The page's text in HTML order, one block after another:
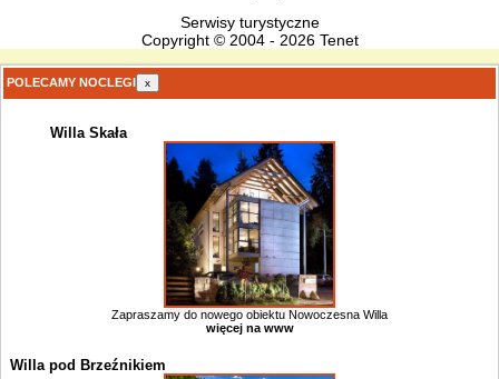
Serwisy turystyczne
Copyright © 2004 - 2026 Tenet
POLECAMY NOCLEGI x
Willa Skała
Zapraszamy do nowego obiektu Nowoczesna Willa
więcej na www
Willa pod Brzeźnikiem